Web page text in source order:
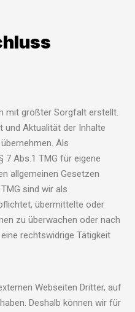
mit größter Sorgfalt erstellt.
und Aktualität der Inhalte
Als
7 Abs.1 TMG für eigene
allgemeinen Gesetzen
sind wir als
übermittelte oder
zu überwachen oder nach
rechtswidrige Tätigkeit
Webseiten Dritter, auf
Deshalb können wir für